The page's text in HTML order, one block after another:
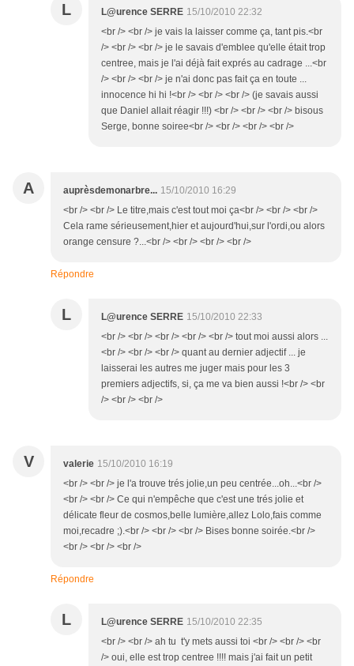
L L@urence SERRE 15/10/2010 22:32
<br /> <br /> je vais la laisser comme ça, tant pis.<br
/> <br /> <br /> je le savais d'emblee qu'elle était trop
centree, mais je l'ai déjà fait exprés au cadrage ...<br
/> <br /> <br /> je n'ai donc pas fait ça en toute ...
innocence hi hi !<br /> <br /> <br /> (je savais aussi
que Daniel allait réagir !!!) <br /> <br /> <br /> bisous
Serge, bonne soiree<br /> <br /> <br /> <br />
A auprèsdemonarbre... 15/10/2010 16:29
<br /> <br /> Le titre,mais c'est tout moi ça<br /> <br /> <br />
Cela rame sérieusement,hier et aujourd'hui,sur l'ordi,ou alors
orange censure ?...<br /> <br /> <br /> <br />
Répondre
L L@urence SERRE 15/10/2010 22:33
<br /> <br /> <br /> <br /> <br /> tout moi aussi alors ...
<br /> <br /> <br /> quant au dernier adjectif ... je
laisserai les autres me juger mais pour les 3
premiers adjectifs, si, ça me va bien aussi !<br /> <br
/> <br /> <br />
V valerie 15/10/2010 16:19
<br /> <br /> je l'a trouve trés jolie,un peu centrée...oh...<br />
<br /> <br /> Ce qui n'empêche que c'est une trés jolie et
délicate fleur de cosmos,belle lumière,allez Lolo,fais comme
moi,recadre ;).<br /> <br /> <br /> Bises bonne soirée.<br />
<br /> <br /> <br />
Répondre
L L@urence SERRE 15/10/2010 22:35
<br /> <br /> ah tu t'y mets aussi toi <br /> <br /> <br
/> oui, elle est trop centree !!!! mais j'ai fait un petit